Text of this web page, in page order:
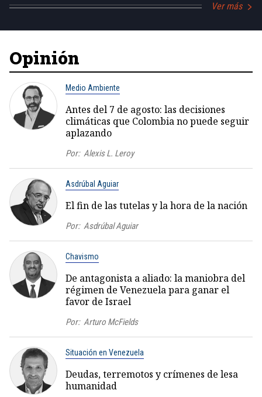
Ver más
Opinión
Medio Ambiente
Antes del 7 de agosto: las decisiones
climáticas que Colombia no puede seguir
aplazando
Por: Alexis L. Leroy
Asdrúbal Aguiar
El fin de las tutelas y la hora de la nación
Por: Asdrúbal Aguiar
Chavismo
De antagonista a aliado: la maniobra del
régimen de Venezuela para ganar el
favor de Israel
Por: Arturo McFields
Situación en Venezuela
Deudas, terremotos y crímenes de lesa
humanidad